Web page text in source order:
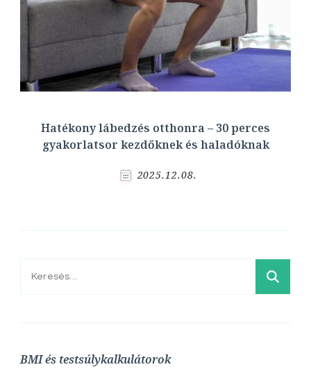
Hatékony lábedzés otthonra – 30 perces
gyakorlatsor kezdőknek és haladóknak
2025.12.08.
BMI és testsúlykalkulátorok